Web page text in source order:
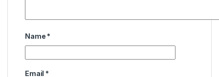
Name *
Email *